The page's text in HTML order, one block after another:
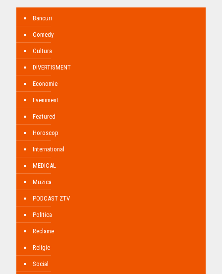
Bancuri
Comedy
Cultura
DIVERTISMENT
Economie
Eveniment
Featured
Horoscop
International
MEDICAL
Muzica
PODCAST ZTV
Politica
Reclame
Religie
Social